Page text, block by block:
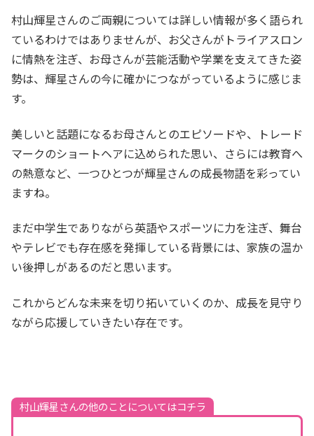
村山輝星さんのご両親については詳しい情報が多く語られ
ているわけではありませんが、お父さんがトライアスロン
に情熱を注ぎ、お母さんが芸能活動や学業を支えてきた姿
勢は、輝星さんの今に確かにつながっているように感じま
す。
美しいと話題になるお母さんとのエピソードや、トレード
マークのショートヘアに込められた思い、さらには教育へ
の熱意など、一つひとつが輝星さんの成長物語を彩ってい
ますね。
まだ中学生でありながら英語やスポーツに力を注ぎ、舞台
やテレビでも存在感を発揮している背景には、家族の温か
い後押しがあるのだと思います。
これからどんな未来を切り拓いていくのか、成長を見守り
ながら応援していきたい存在です。
村山輝星さんの他のことについてはコチラ